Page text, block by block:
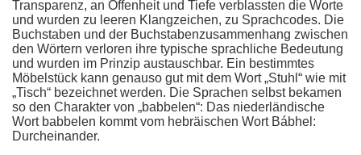
Transparenz, an Offenheit und Tiefe verblassten die Worte
und wurden zu leeren Klangzeichen, zu Sprachcodes. Die
Buchstaben und der Buchstabenzusammenhang zwischen
den Wörtern verloren ihre typische sprachliche Bedeutung
und wurden im Prinzip austauschbar. Ein bestimmtes
Möbelstück kann genauso gut mit dem Wort „Stuhl“ wie mit
„Tisch“ bezeichnet werden. Die Sprachen selbst bekamen
so den Charakter von „babbelen“: Das niederländische
Wort babbelen kommt vom hebräischen Wort Bábhel:
Durcheinander.